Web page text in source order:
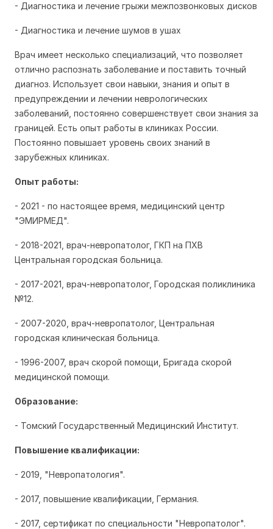
- Диагностика и лечение грыжи межпозвонковых дисков
- Диагностика и лечение шумов в ушах
Врач имеет несколько специализаций, что позволяет
отлично распознать заболевание и поставить точный
диагноз. Использует свои навыки, знания и опыт в
предупреждении и лечении неврологических
заболеваний, постоянно совершенствует свои знания за
границей. Есть опыт работы в клиниках России.
Постоянно повышает уровень своих знаний в
зарубежных клиниках.
Опыт работы:
- 2021 - по настоящее время, медицинский центр
"ЭМИРМЕД".
- 2018-2021, врач-невропатолог, ГКП на ПХВ
Центральная городская больница.
- 2017-2021, врач-невропатолог, Городская поликлиника
№12.
- 2007-2020, врач-невропатолог, Центральная
городская клиническая больница.
- 1996-2007, врач скорой помощи, Бригада скорой
медицинской помощи.
Образование:
- Томский Государственный Медицинский Институт.
Повышение квалификации:
- 2019, "Невропатология".
- 2017, повышение квалификации, Германия.
- 2017, сертификат по специальности "Невропатолог".